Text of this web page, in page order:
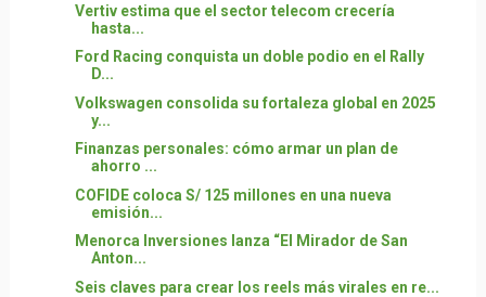
Vertiv estima que el sector telecom crecería
hasta...
Ford Racing conquista un doble podio en el Rally
D...
Volkswagen consolida su fortaleza global en 2025
y...
Finanzas personales: cómo armar un plan de
ahorro ...
COFIDE coloca S/ 125 millones en una nueva
emisión...
Menorca Inversiones lanza “El Mirador de San
Anton...
Seis claves para crear los reels más virales en re...